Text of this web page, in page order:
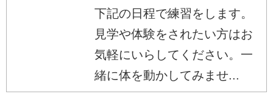
下記の日程で練習をします。
見学や体験をされたい方はお
気軽にいらしてください。一
緒に体を動かしてみませ...